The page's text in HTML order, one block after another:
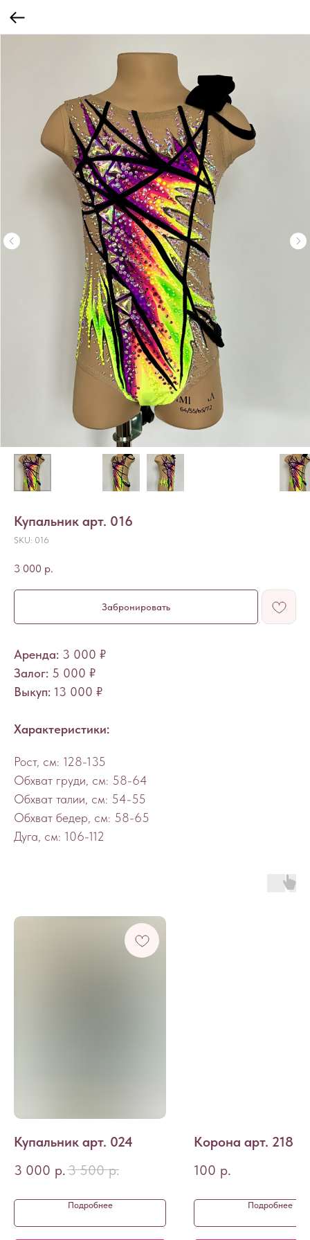
Купальник арт. 016
SKU: 016
3 000 р.
Забронировать
Аренда: 3 000 ₽
Залог: 5 000 ₽
Выкуп: 13 000 ₽
Характеристики:
Рост, см: 128-135
Обхват груди, см: 58-64
Обхват талии, см: 54-55
Обхват бедер, см: 58-65
Дуга, см: 106-112
Купальник арт. 024
3 000 р.3 500 р.
Подробнее
Корона арт. 218
100 р.
Подробнее